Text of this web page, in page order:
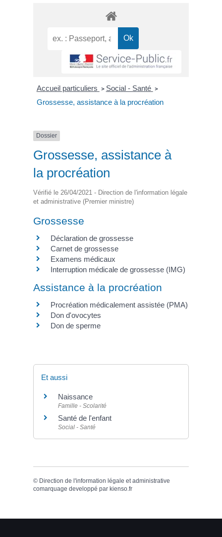
Accueil particuliers > Social - Santé >
Grossesse, assistance à la procréation
Dossier
Grossesse, assistance à
la procréation
Vérifié le 26/04/2021 - Direction de l'information légale
et administrative (Premier ministre)
Grossesse
Déclaration de grossesse
Carnet de grossesse
Examens médicaux
Interruption médicale de grossesse (IMG)
Assistance à la procréation
Procréation médicalement assistée (PMA)
Don d'ovocytes
Don de sperme
Et aussi
Naissance
Famille - Scolarité
Santé de l'enfant
Social - Santé
© Direction de l'information légale et administrative
comarquage developpé parkienso.fr